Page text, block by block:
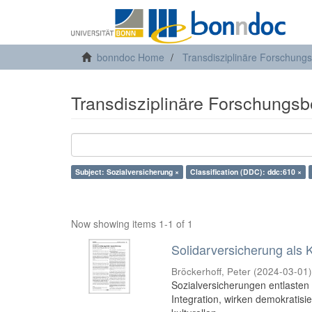
bonndoc Home Transdisziplinäre
Transdisziplinäre
Subject: Sozialversicherung × Classification (DDC): ddc:610 ×
Now showing items 1-1 of 1
Solidarversicherung als
Bröckerhoff, Peter (2024-03-01)
Sozialversicherungen
Integration, wirken